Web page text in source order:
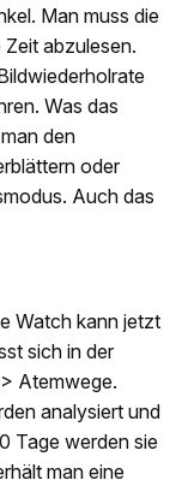
Man muss die
abzulesen.
Was das
den
oder
Auch das
Watch kann jetzt
sich in der
Atemwege.
analysiert und
Tage werden sie
man eine